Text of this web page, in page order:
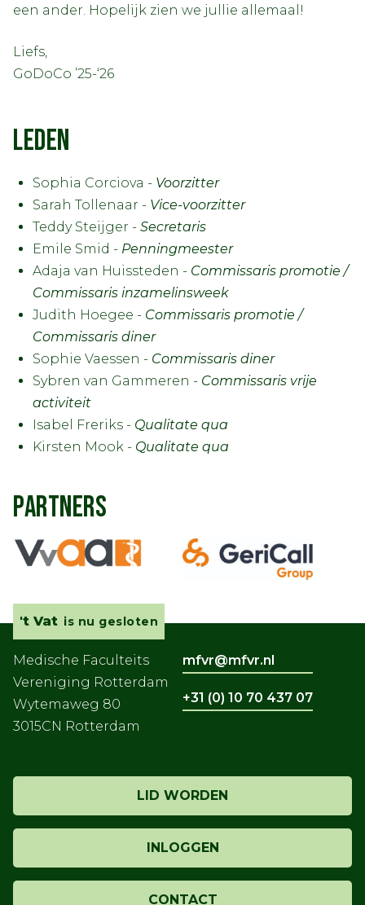
een ander. Hopelijk zien we jullie allemaal!
Liefs,
GoDoCo ’25-‘26
LEDEN
Sophia Corciova - Voorzitter
Sarah Tollenaar - Vice-voorzitter
Teddy Steijger - Secretaris
Emile Smid - Penningmeester
Adaja van Huissteden - Commissaris promotie /
Commissaris inzamelinsweek
Judith Hoegee - Commissaris promotie /
Commissaris diner
Sophie Vaessen - Commissaris diner
Sybren van Gammeren - Commissaris vrije
activiteit
Isabel Freriks - Qualitate qua
Kirsten Mook - Qualitate qua
PARTNERS
't Vat is nu gesloten
Medische Faculteits
Vereniging Rotterdam
Wytemaweg 80
3015CN Rotterdam
LID WORDEN
INLOGGEN
CONTACT
mfvr@mfvr.nl
+31 (0) 10 70 437 07